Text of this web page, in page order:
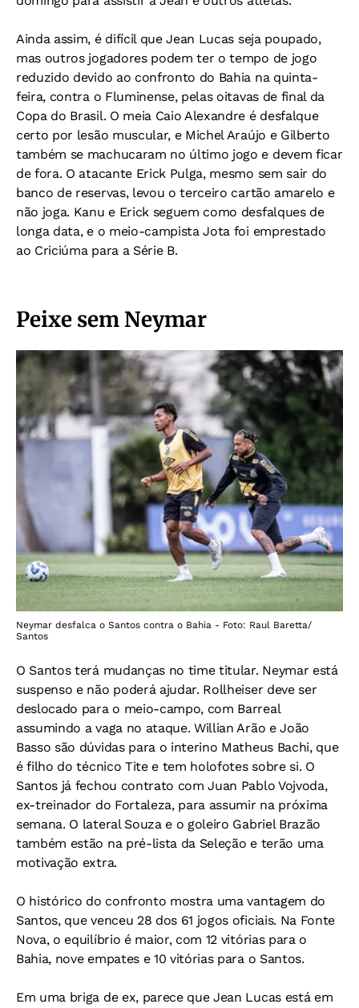
Ainda assim, é difícil que Jean Lucas seja poupado,
mas outros jogadores podem ter o tempo de jogo
reduzido devido ao confronto do Bahia na quinta-
feira, contra o Fluminense, pelas oitavas de final da
Copa do Brasil. O meia Caio Alexandre é desfalque
certo por lesão muscular, e Michel Araújo e Gilberto
também se machucaram no último jogo e devem ficar
de fora. O atacante Erick Pulga, mesmo sem sair do
banco de reservas, levou o terceiro cartão amarelo e
não joga. Kanu e Erick seguem como desfalques de
longa data, e o meio-campista Jota foi emprestado
ao Criciúma para a Série B.
Peixe sem Neymar
Neymar desfalca o Santos contra o Bahia - Foto: Raul Baretta/
Santos
O Santos terá mudanças no time titular. Neymar está
suspenso e não poderá ajudar. Rollheiser deve ser
deslocado para o meio-campo, com Barreal
assumindo a vaga no ataque. Willian Arão e João
Basso são dúvidas para o interino Matheus Bachi, que
é filho do técnico Tite e tem holofotes sobre si. O
Santos já fechou contrato com Juan Pablo Vojvoda,
ex-treinador do Fortaleza, para assumir na próxima
semana. O lateral Souza e o goleiro Gabriel Brazão
também estão na pré-lista da Seleção e terão uma
motivação extra.
O histórico do confronto mostra uma vantagem do
Santos, que venceu 28 dos 61 jogos oficiais. Na Fonte
Nova, o equilíbrio é maior, com 12 vitórias para o
Bahia, nove empates e 10 vitórias para o Santos.
Em uma briga de ex, parece que Jean Lucas está em